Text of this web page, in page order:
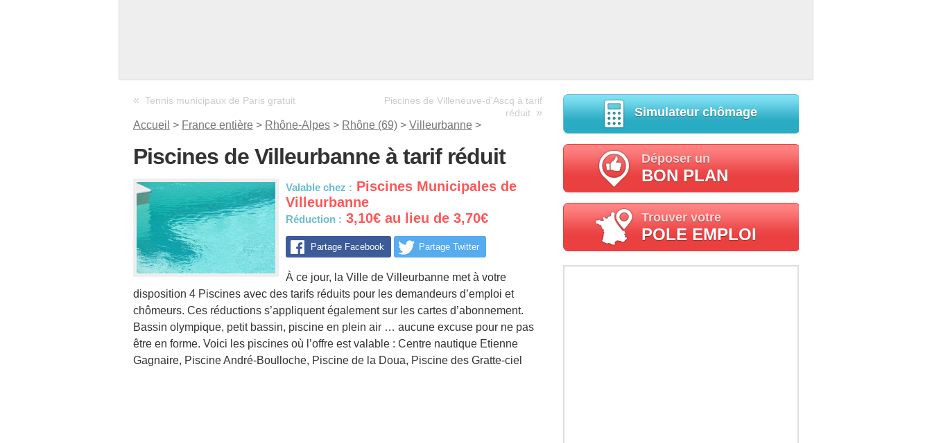
« Tennis municipaux de Paris gratuit
Piscines de Villeneuve-d’Ascq à tarif
réduit »
Accueil > France entière > Rhône-Alpes > Rhône (69) > Villeurbanne >
Piscines de Villeurbanne à tarif réduit
Valable chez : Piscines Municipales de
Villeurbanne
Réduction : 3,10€ au lieu de 3,70€
Partage Facebook Partage Twitter
À ce jour, la Ville de Villeurbanne met à votre
disposition 4 Piscines avec des tarifs réduits pour les demandeurs d’emploi et
chômeurs. Ces réductions s’appliquent également sur les cartes d’abonnement.
Bassin olympique, petit bassin, piscine en plein air … aucune excuse pour ne pas
être en forme. Voici les piscines où l’offre est valable : Centre nautique Etienne
Gagnaire, Piscine André-Boulloche, Piscine de la Doua, Piscine des Gratte-ciel
Simulateur chômage
Déposer un
BON PLAN
Trouver votre
POLE EMPLOI